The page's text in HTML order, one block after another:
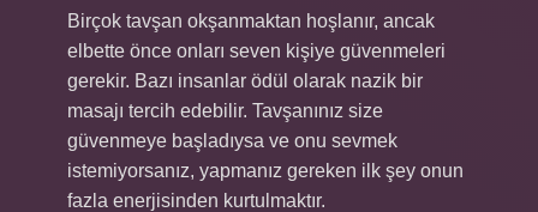
Birçok tavşan okşanmaktan hoşlanır, ancak
elbette önce onları seven kişiye güvenmeleri
gerekir. Bazı insanlar ödül olarak nazik bir
masajı tercih edebilir. Tavşanınız size
güvenmeye başladıysa ve onu sevmek
istemiyorsanız, yapmanız gereken ilk şey onun
fazla enerjisinden kurtulmaktır.